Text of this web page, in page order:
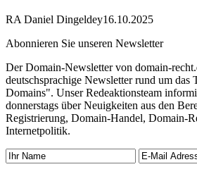
RA Daniel Dingeldey16.10.2025
Abonnieren Sie unseren Newsletter
Der Domain-Newsletter von domain-
deutschsprachige Newsletter rund um das
Domains". Unser Redeaktionsteam
donnerstags über Neuigkeiten aus den
Registrierung, Domain-Handel, Domain-
Internetpolitik.